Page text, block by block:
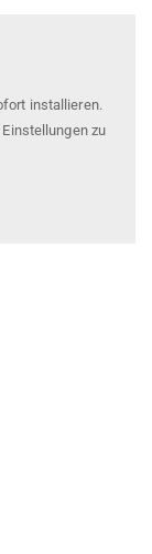
installieren.
zu